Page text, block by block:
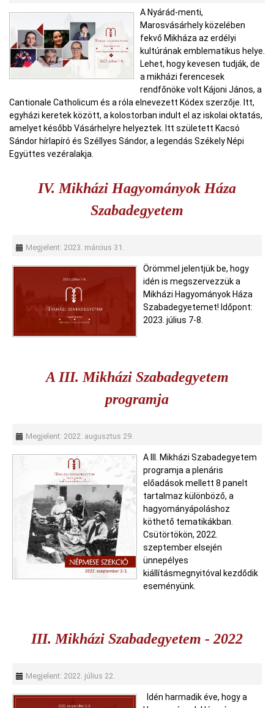
A Nyárád-menti,
Marosvásárhely közelében
fekvő Mikháza az erdélyi
kultúrának emblematikus helye.
Lehet, hogy kevesen tudják, de
a mikházi ferencesek
rendfőnöke volt Kájoni János, a
Cantionale Catholicum és a róla elnevezett Kódex szerzője. Itt,
egyházi keretek között, a kolostorban indult el az iskolai oktatás,
amelyet később Vásárhelyre helyeztek. Itt született Kacsó
Sándor hírlapíró és Széllyes Sándor, a legendás Székely Népi
Együttes vezéralakja.
IV. Mikházi Hagyományok Háza
Szabadegyetem
Megjelent: 2023. március 31.
Örömmel jelentjük be, hogy
idén is megszervezzük a
Mikházi Hagyományok Háza
Szabadegyetemet! Időpont:
2023. július 7-8.
A III. Mikházi Szabadegyetem
programja
Megjelent: 2022. augusztus 29.
A III. Mikházi Szabadegyetem
programja a plenáris
előadások mellett 8 panelt
tartalmaz különböző, a
hagyományápoláshoz
köthető tematikákban.
Csütörtökön, 2022.
szeptember elsején
ünnepélyes
kiállításmegnyitóval kezdődik
eseményünk.
III. Mikházi Szabadegyetem - 2022
Megjelent: 2022. július 22.
Idén harmadik éve, hogy a